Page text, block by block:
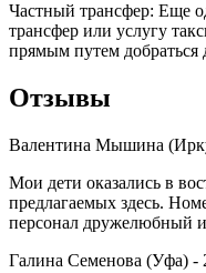
Частный трансфер: Еще
трансфер или услугу
прямым путем добраться
Отзывы
Валентина Мышина
Мои дети оказались в
предлагаемых здесь.
персонал дружелюбный
Галина Семенова (Уфа) -